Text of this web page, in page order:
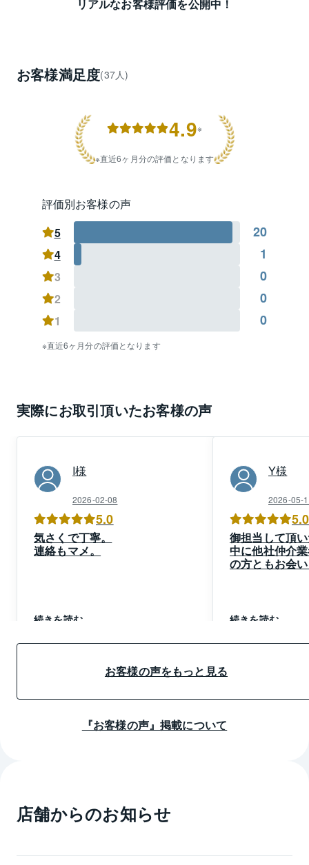
◆リースバックって最近良く耳にするけど、実際のと
さい。
豊島区：池袋本町、上池袋
北区：王子本町、十条台、滝野川
前駅』『板橋本町駅』
『中板橋駅』
リアルなお客様評価を公開中！
お客様満足度(37人)
4.9※
直近6ヶ月分の評価となります
評価別お客様の声
5
20
4 1
3 0
2 0
1 0
直近6ヶ月分の評価となります
実際にお取引頂いたお客様の声
I様
2026-02-08
5.0
気さくで丁寧。
連絡もマメ。
続きを読む
Y様
2026-05-
5.0
御担当して頂
中に他社仲介
の方ともお会
たが、当方の
できました。
続きを読む
お客様の声をもっと見る
『お客様の声』掲載について
店舗からのお知らせ